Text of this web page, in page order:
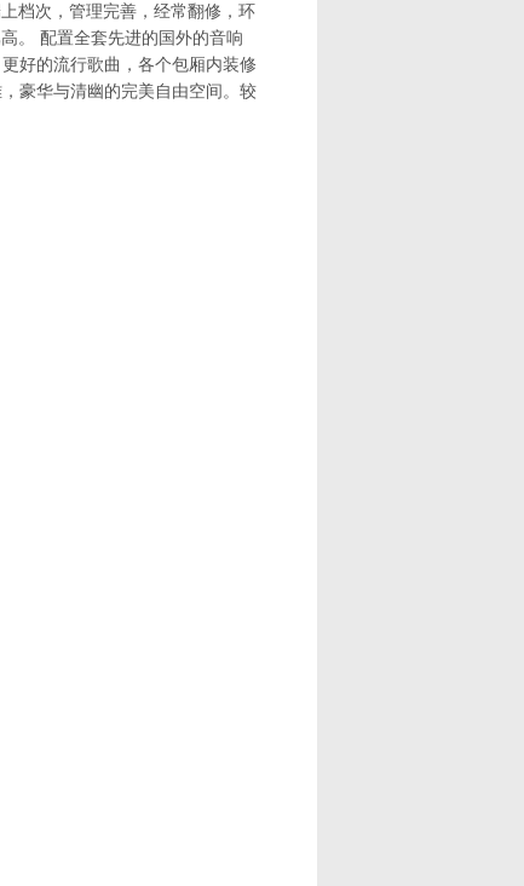
档次，管理完善，经常翻修，环
。 配置全套先进的国外的音响
好的流行歌曲，各个包厢内装修
豪华与清幽的完美自由空间。较